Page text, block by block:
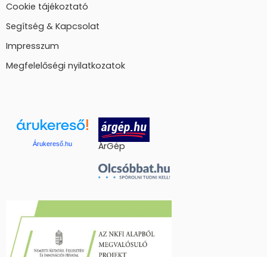
Cookie tájékoztató
Segítség & Kapcsolat
Impresszum
Megfelelőségi nyilatkozatok
Árukereső.hu ÁrGép